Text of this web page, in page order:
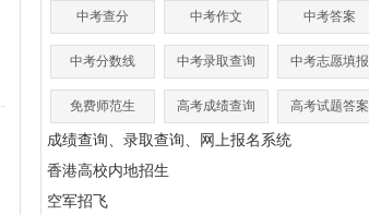
中考查分 中考作文 中考答案
中考分数线 中考录取查询 中考志愿填报
免费师范生 高考成绩查询 高考试题答案
成绩查询、录取查询、网上报名系统
香港高校内地招生
空军招飞